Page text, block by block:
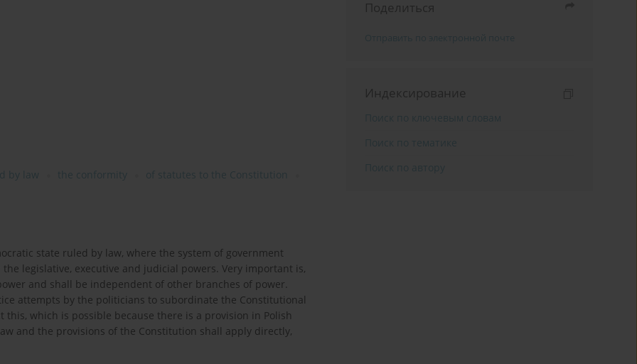
by law the conformity
of statutes to the Constitution
state ruled by law, where the system of government
legislative, executive and judicial powers. Very important is,
and shall be independent of other branches of power.
attempts by the politicians to subordinate the Constitutional
which is possible because there is a provision in Polish
and the provisions of the Constitution shall apply directly,
Поделиться
Индексирование